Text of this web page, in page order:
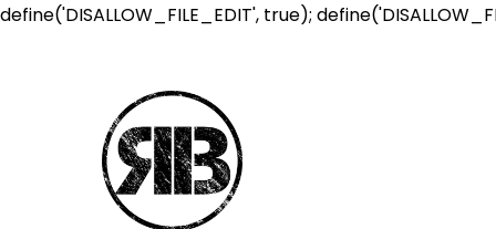
define('DISALLOW_FILE_EDIT', true);